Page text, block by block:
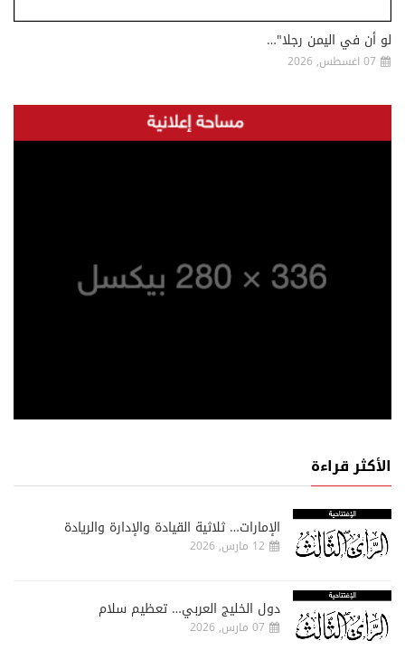
لو أن في اليمن رجلا"…
07 اغسطس, 2026
الأكثر قراءة
الإمارات… ثلاثية القيادة والإدارة والريادة
12 مارس, 2026
دول الخليج العربي… تعظيم سلام
07 مارس, 2026